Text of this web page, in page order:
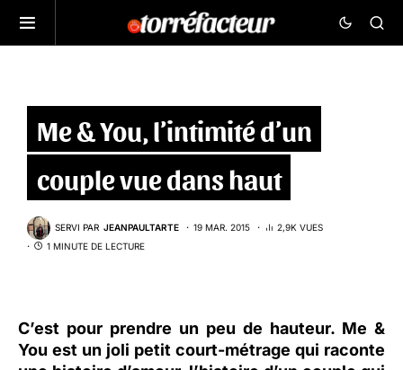
Me & You, l’intimité d’un
couple vue dans haut
SERVI PAR JEANPAULTARTE 19 MAR. 2015
2,9K VUES
1 MINUTE DE LECTURE
C’est pour prendre un peu de hauteur. Me &
You est un joli petit court-métrage qui raconte